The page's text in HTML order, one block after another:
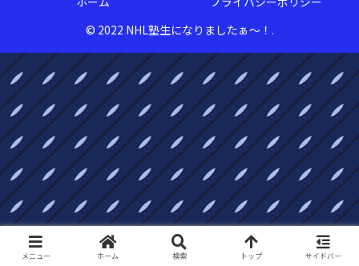
© 2022 NHL塾生になりましたぁ〜！.
メニュー ホーム 検索 トップ サイドバー